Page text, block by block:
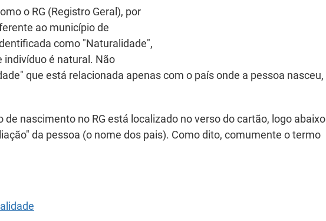
o RG (Registro Geral), por
ao município de
como "Naturalidade",
indivíduo é natural. Não
que está relacionada apenas com o país onde a pessoa nasceu,
nascimento no RG está localizado no verso do cartão, logo abaixo
da pessoa (o nome dos pais). Como dito, comumente o termo